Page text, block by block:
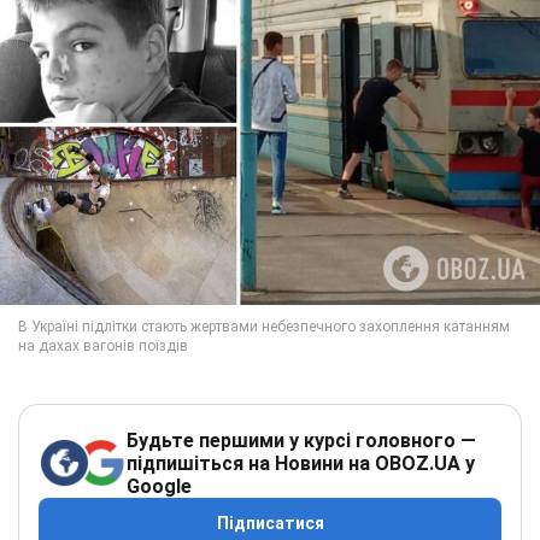
Будьте першими у курсі головного —
підпишіться на Новини на OBOZ.UA у
Google
Підписатися